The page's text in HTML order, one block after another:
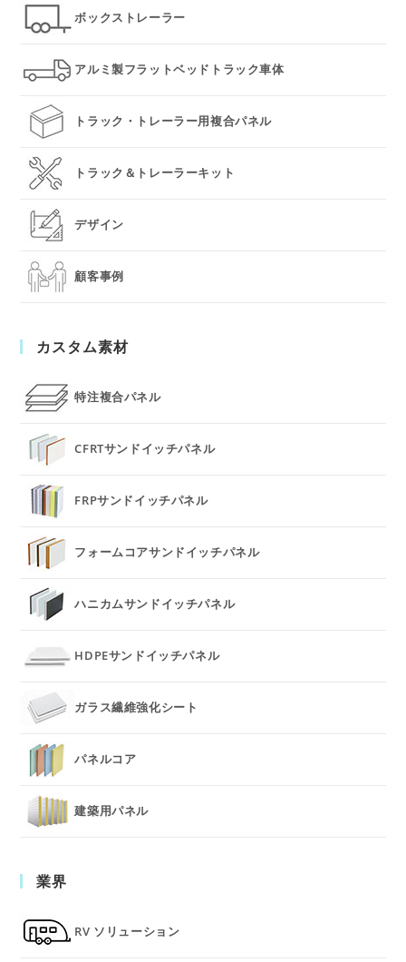
ボックストレーラー
アルミ製フラットベッドトラック車体
トラック・トレーラー用複合パネル
トラック＆トレーラーキット
デザイン
顧客事例
カスタム素材
特注複合パネル
CFRTサンドイッチパネル
FRPサンドイッチパネル
フォームコアサンドイッチパネル
ハニカムサンドイッチパネル
HDPEサンドイッチパネル
ガラス繊維強化シート
パネルコア
建築用パネル
業界
RV ソリューション